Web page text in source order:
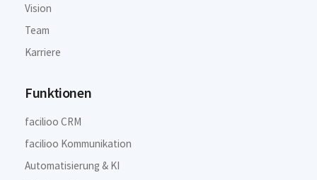
Vision
Team
Karriere
Funktionen
facilioo CRM
facilioo Kommunikation
Automatisierung & KI